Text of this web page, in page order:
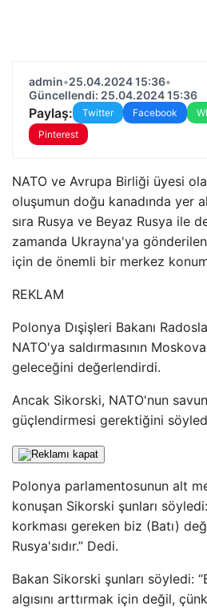
admin•25.04.2024 15:36•
Güncellendi: 25.04.2024 15:36
Paylaş: Twitter Facebook
Pinterest
NATO ve Avrupa Birliği üyesi
oluşumun doğu kanadında yer
sıra Rusya ve Beyaz Rusya ile
zamanda Ukrayna'ya
için de önemli bir merkez
REKLAM
Polonya Dışişleri Bakanı
NATO'ya saldırmasının
geleceğini değerlendirdi.
Ancak Sikorski, NATO'nun
güçlendirmesi gerektiğini
Polonya parlamentosunun alt
konuşan Sikorski şunları
korkması gereken biz (Batı)
Rusya'sıdır.” Dedi.
Bakan Sikorski şunları söyledi:
algısını arttırmak için değil,